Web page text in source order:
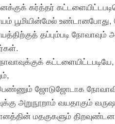
கர்த்தர்
பூமியின்மேல்
தப்பும்படி
கட்டளையிட்டபடியே,
ஜோடுஜோடாக
அறுநூறாம் வயதாகும்
மதகுகளும்